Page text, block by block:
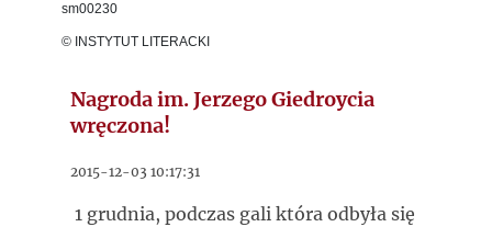
sm00230
© INSTYTUT LITERACKI
Nagroda im. Jerzego Giedroycia
wręczona!
2015-12-03 10:17:31
1 grudnia, podczas gali która odbyła się